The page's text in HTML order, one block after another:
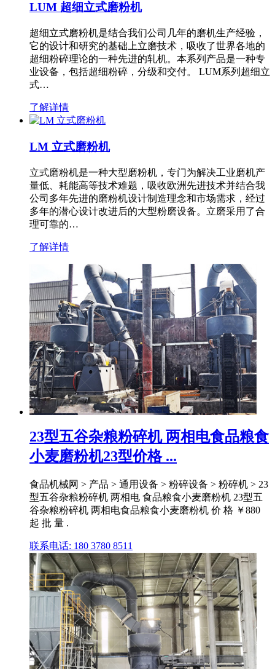
LUM 超细立式磨粉机
超细立式磨粉机是结合我们公司几年的磨机生产经验，
它的设计和研究的基础上立磨技术，吸收了世界各地的
超细粉碎理论的一种先进的轧机。本系列产品是一种专
业设备，包括超细粉碎，分级和交付。 LUM系列超细立
式…
了解详情
LM 立式磨粉机
立式磨粉机是一种大型磨粉机，专门为解决工业磨机产
量低、耗能高等技术难题，吸收欧洲先进技术并结合我
公司多年先进的磨粉机设计制造理念和市场需求，经过
多年的潜心设计改进后的大型粉磨设备。立磨采用了合
理可靠的…
了解详情
23型五谷杂粮粉碎机 两相电食品粮食
小麦磨粉机23型价格 ...
食品机械网 > 产品 > 通用设备 > 粉碎设备 > 粉碎机 > 23
型五谷杂粮粉碎机 两相电 食品粮食小麦磨粉机 23型五
谷杂粮粉碎机 两相电食品粮食小麦磨粉机 价 格 ￥880
起 批 量 .
联系电话: 180 3780 8511